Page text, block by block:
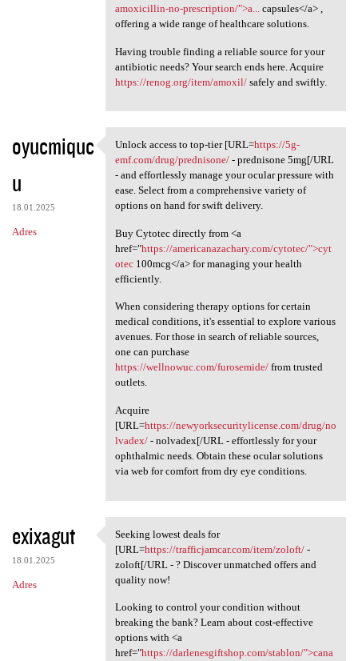
amoxicillin-no-prescription/">a...
capsules</a> ,
offering a wide range of healthcare solutions.
Having trouble finding a reliable source for your
antibiotic needs? Your search ends here. Acquire
https://renog.org/item/amoxil/safely and swiftly.
oyucmiquc
u
18.01.2025
Adres
Unlock access to top-tier
Unlock access to top-tier [URL=https://5g-
emf.com/drug/prednisone/- prednisone 5mg[/URL
- and effortlessly manage your ocular pressure with
ease. Select from a comprehensive variety of
options on hand for swift delivery.
Buy Cytotec directly from <a
href="https://americanazachary.com/cytotec/">cyt
otec100mcg</a> for managing your health
efficiently.
When considering therapy options for certain
medical conditions, it's essential to explore various
avenues. For those in search of reliable sources,
one can purchase
https://wellnowuc.com/furosemide/from trusted
outlets.
Acquire
[URL=https://newyorksecuritylicense.com/drug/no
lvadex/- nolvadex[/URL - effortlessly for your
ophthalmic needs. Obtain these ocular solutions
via web for comfort from dry eye conditions.
exixagut
18.01.2025
Adres
Seeking lowest deals for [URL
Seeking lowest deals for
[URL=https://trafficjamcar.com/item/zoloft/-
zoloft[/URL - ? Discover unmatched offers and
quality now!
Looking to control your condition without
breaking the bank? Learn about cost-effective
options with <a
href="https://darlenesgiftshop.com/stablon/">cana